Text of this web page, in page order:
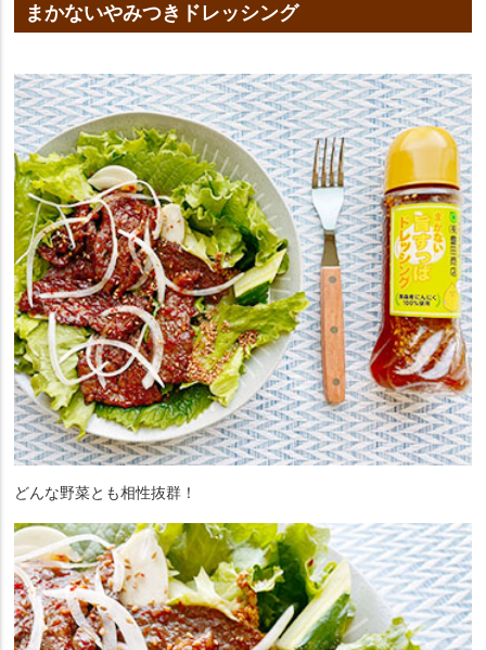
まかないやみつきドレッシング
どんな野菜とも相性抜群！